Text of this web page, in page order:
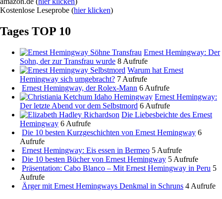
Kostenlose Leseprobe (hier klicken)
Tages TOP 10
Ernest Hemingway: Der
Sohn, der zur Transfrau wurde 8 Aufrufe
Warum hat Ernest
Hemingway sich umgebracht? 7 Aufrufe
Ernest Hemingway, der Rolex-Mann 6 Aufrufe
Ernest Hemingway:
Der letzte Abend vor dem Selbstmord 6 Aufrufe
Die Liebesbeichte des Ernest
Hemingway 6 Aufrufe
Die 10 besten Kurzgeschichten von Ernest Hemingway 6
Aufrufe
Ernest Hemingway: Eis essen in Bermeo 5 Aufrufe
Die 10 besten Bücher von Ernest Hemingway 5 Aufrufe
Präsentation: Cabo Blanco – Mit Ernest Hemingway in Peru 5
Aufrufe
Ärger mit Ernest Hemingways Denkmal in Schruns 4 Aufrufe